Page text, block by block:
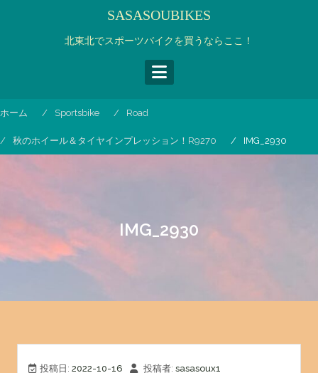
キ
プ
SASASOUBIKES
北東北でスポーツバイクを買うならここ！
ホーム Sportsbike Road
秋のホイール＆タイヤインプレッション！R9270 IMG_2930
IMG_2930
投稿日: 2022-10-16 投稿者: sasasoux1